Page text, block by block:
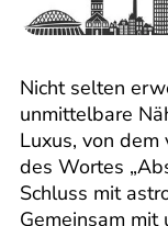
Nicht selten
unmittelbare
Luxus, von
des Wortes
Schluss mit
Gemeinsam mit